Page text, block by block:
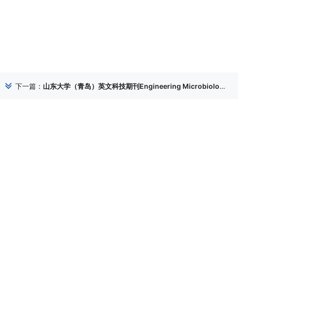
下一篇 ： 山东大学（青岛）英文科技期刊Engineering Microbiology招聘专职编辑1名